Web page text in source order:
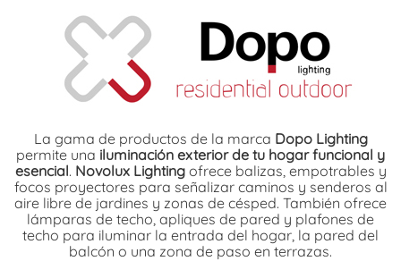
La gama de productos de la marca Dopo Lighting
permite una iluminación exterior de tu hogar funcional y
esencial. Novolux Lightingofrece balizas, empotrables y
focos proyectores para señalizar caminos y senderos al
aire libre de jardines y zonas de césped. También ofrece
lámparas de techo, apliques de pared y plafones de
techo para iluminar la entrada del hogar, la pared del
balcón o una zona de paso en terrazas.